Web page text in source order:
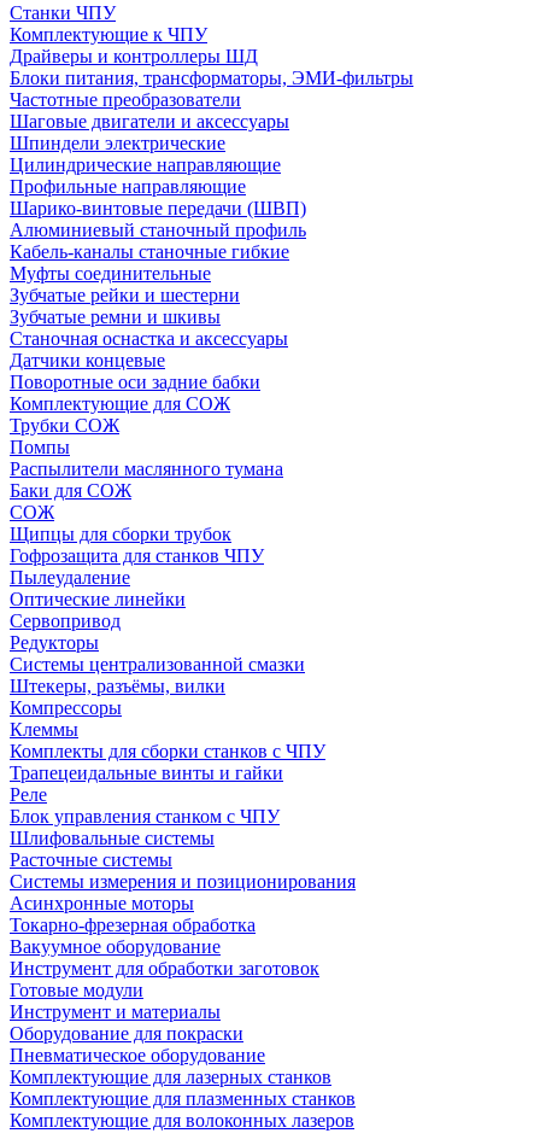
Станки ЧПУ
Комплектующие к ЧПУ
Драйверы и контроллеры ШД
Блоки питания, трансформаторы, ЭМИ-фильтры
Частотные преобразователи
Шаговые двигатели и аксессуары
Шпиндели электрические
Цилиндрические направляющие
Профильные направляющие
Шарико-винтовые передачи (ШВП)
Алюминиевый станочный профиль
Кабель-каналы станочные гибкие
Муфты соединительные
Зубчатые рейки и шестерни
Зубчатые ремни и шкивы
Станочная оснастка и аксессуары
Датчики концевые
Поворотные оси задние бабки
Комплектующие для СОЖ
Трубки СОЖ
Помпы
Распылители маслянного тумана
Баки для СОЖ
СОЖ
Щипцы для сборки трубок
Гофрозащита для станков ЧПУ
Пылеудаление
Оптические линейки
Сервопривод
Редукторы
Системы централизованной смазки
Штекеры, разъёмы, вилки
Компрессоры
Клеммы
Комплекты для сборки станков с ЧПУ
Трапецеидальные винты и гайки
Реле
Блок управления станком с ЧПУ
Шлифовальные системы
Расточные системы
Системы измерения и позиционирования
Асинхронные моторы
Токарно-фрезерная обработка
Вакуумное оборудование
Инструмент для обработки заготовок
Готовые модули
Инструмент и материалы
Оборудование для покраски
Пневматическое оборудование
Комплектующие для лазерных станков
Комплектующие для плазменных станков
Комплектующие для волоконных лазеров